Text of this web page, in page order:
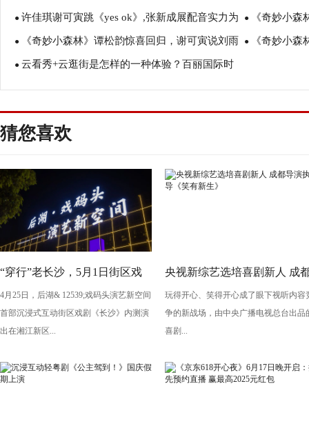
跳小虎队成名曲 给的
● 许佳琪谢可寅跳《yes ok》,张新成展配音实力为
萌娃实现心愿
● 《奇妙小
展巧手技能
● 《奇妙小森林》谭松韵惊喜回归，谢可寅说刘雨
昕是崩溃派
● 《奇妙小
● 云看秀+云逛街是怎样的一种体验？百丽国际时
尚欢聚盛典告诉你
猜您喜欢
“穿行”老长沙，5月1日街区戏
剧《长沙》将亮相“后湖・戏码
头”
4月25日，后湖& 12539;戏码头演艺新空间
首部沉浸式互动街区戏剧《长沙》内测演
出在湘江新区...
央视新综艺选培喜剧新人 成
导演执导《笑有新生》
玩得开心、笑得开心成了眼下视听内容
争的新战场，由中央广播电视总台出品
喜剧...